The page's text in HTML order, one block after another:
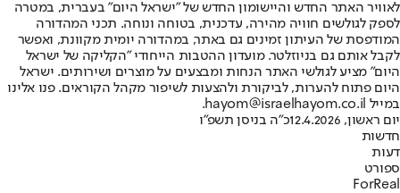
לאוויר האתר החדש והיישומון החדש של "ישראל היום" בעברית, במטרה
לספק לגולשים חוויה מהירה, עדכנית, בטוחה ונוחה. תכני המהדורה
המודפסת של העיתון זמינים גם באתר, במהדורה יומית מקוונת, ואפשר
לקבל אותם גם בניוזלטר. מועדון ההטבות הייחודי "הקליקה של ישראל
היום" מציע לגולשי האתר הנחות ומבצעים על מוצרים ושירותים. ישראל
היום פתוח להערות, לביקורת ולהצעות לשיפור מקהל הקוראים. פנו אלינו
במייל hayom@israelhayom.co.il.
יום ראשון, 12.4.2026
כ"ה בניסן תשפ"ו
חדשות
דעות
ספורט
ForReal